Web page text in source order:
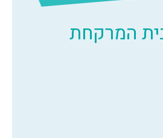
המרקחת